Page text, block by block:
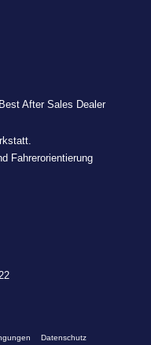
After Sales Dealer
Fahrerorientierung
Datenschutz